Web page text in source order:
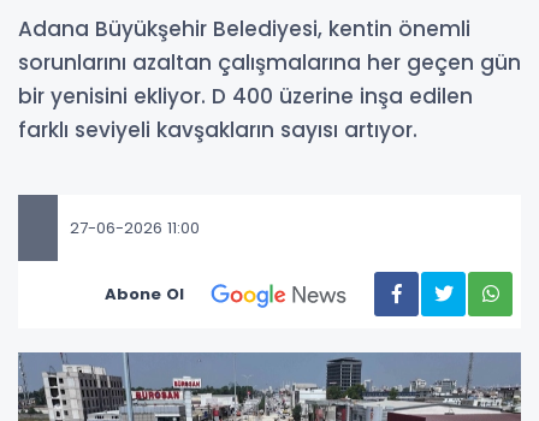
Adana Büyükşehir Belediyesi, kentin önemli
sorunlarını azaltan çalışmalarına her geçen gün
bir yenisini ekliyor. D 400 üzerine inşa edilen
farklı seviyeli kavşakların sayısı artıyor.
27-06-2026 11:00
Abone Ol